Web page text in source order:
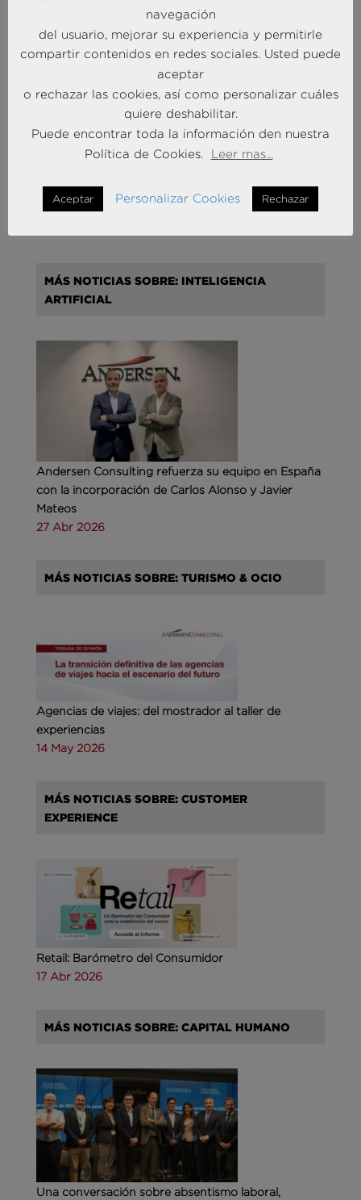
MÁS NOTICIAS SOBRE: INTELIGENCIA
Liderando la Experiencia | Observatorio de las
Entidades Bancarias
MÁS NOTICIAS SOBRE: INTELIGENCIA
ARTIFICIAL
Andersen Consulting refuerza su equipo en España
con la incorporación de Carlos Alonso y Javier
Mateos
27 Abr 2026
MÁS NOTICIAS SOBRE: TURISMO & OCIO
Agencias de viajes: del mostrador al taller de
experiencias
14 May 2026
MÁS NOTICIAS SOBRE: CUSTOMER
EXPERIENCE
Retail: Barómetro del Consumidor
17 Abr 2026
MÁS NOTICIAS SOBRE: CAPITAL HUMANO
Una conversación sobre absentismo laboral,
navegación
del usuario, mejorar su experiencia y permitirle
compartir contenidos en redes sociales. Usted puede
aceptar
o rechazar las cookies, así como personalizar cuáles
quiere deshabilitar.
Puede encontrar toda la información den nuestra
Política de Cookies.
Leer mas...
Aceptar Personalizar Cookies Rechazar